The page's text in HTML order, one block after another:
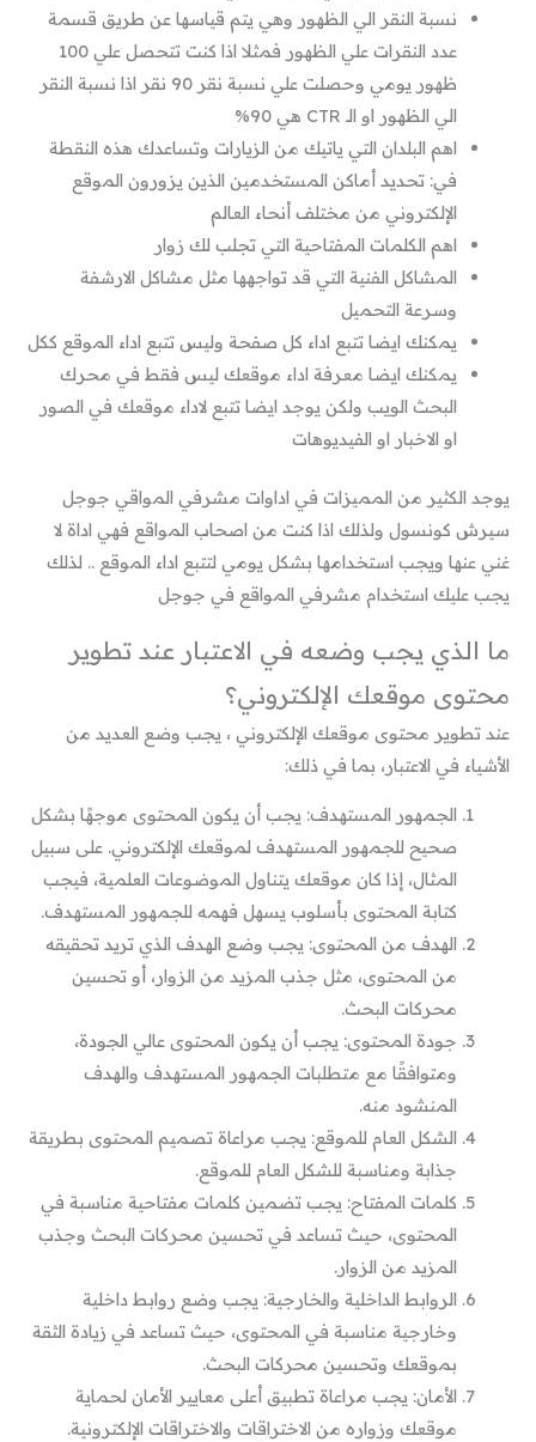
نسبة النقر الي الظهور وهي يتم قياسها عن طريق قسمة
عدد النقرات علي الظهور فمثلا اذا كنت تتحصل علي 100
ظهور يومي وحصلت علي نسبة نقر 90 نقر اذا نسبة النقر
الي الظهور او الـ CTR هي 90%
اهم البلدان التي ياتيك من الزيارات وتساعدك هذه النقطة
في: تحديد أماكن المستخدمين الذين يزورون الموقع
الإلكتروني من مختلف أنحاء العالم
اهم الكلمات المفتاحية التي تجلب لك زوار
المشاكل الفنية التي قد تواجهها مثل مشاكل الارشفة
وسرعة التحميل
يمكنك ايضا تتبع اداء كل صفحة وليس تتبع اداء الموقع ككل
يمكنك ايضا معرفة اداء موقعك ليس فقط في محرك
البحث الويب ولكن يوجد ايضا تتبع لاداء موقعك في الصور
او الاخبار او الفيديوهات
يوجد الكثير من المميزات في اداوات مشرفي المواقي جوجل
سيرش كونسول ولذلك اذا كنت من اصحاب المواقع فهي اداة لا
غني عنها ويجب استخدامها بشكل يومي لتتبع اداء الموقع .. لذلك
يجب عليك استخدام مشرفي المواقع في جوجل
ما الذي يجب وضعه في الاعتبار عند تطوير
محتوى موقعك الإلكتروني؟
عند تطوير محتوى موقعك الإلكتروني ، يجب وضع العديد من
الأشياء في الاعتبار، بما في ذلك:
الجمهور المستهدف: يجب أن يكون المحتوى موجهًا بشكل
صحيح للجمهور المستهدف لموقعك الإلكتروني. على سبيل
المثال، إذا كان موقعك يتناول الموضوعات العلمية، فيجب
كتابة المحتوى بأسلوب يسهل فهمه للجمهور المستهدف.
الهدف من المحتوى: يجب وضع الهدف الذي تريد تحقيقه
من المحتوى، مثل جذب المزيد من الزوار، أو تحسين
محركات البحث.
جودة المحتوى: يجب أن يكون المحتوى عالي الجودة،
ومتوافقًا مع متطلبات الجمهور المستهدف والهدف
المنشود منه.
الشكل العام للموقع: يجب مراعاة تصميم المحتوى بطريقة
جذابة ومناسبة للشكل العام للموقع.
كلمات المفتاح: يجب تضمين كلمات مفتاحية مناسبة في
المحتوى، حيث تساعد في تحسين محركات البحث وجذب
المزيد من الزوار.
الروابط الداخلية والخارجية: يجب وضع روابط داخلية
وخارجية مناسبة في المحتوى، حيث تساعد في زيادة الثقة
بموقعك وتحسين محركات البحث.
الأمان: يجب مراعاة تطبيق أعلى معايير الأمان لحماية
موقعك وزواره من الاختراقات والاختراقات الإلكترونية.